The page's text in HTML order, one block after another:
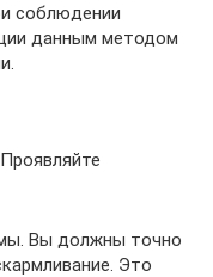
соблюдении
данным методом
Вы должны точно
Это